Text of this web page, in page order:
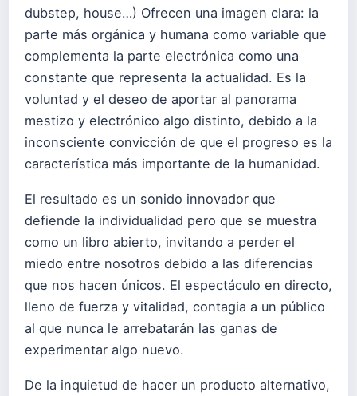
dubstep, house…) Ofrecen una imagen clara: la
parte más orgánica y humana como variable que
complementa la parte electrónica como una
constante que representa la actualidad. Es la
voluntad y el deseo de aportar al panorama
mestizo y electrónico algo distinto, debido a la
inconsciente convicción de que el progreso es la
característica más importante de la humanidad.
El resultado es un sonido innovador que
defiende la individualidad pero que se muestra
como un libro abierto, invitando a perder el
miedo entre nosotros debido a las diferencias
que nos hacen únicos. El espectáculo en directo,
lleno de fuerza y vitalidad, contagia a un público
al que nunca le arrebatarán las ganas de
experimentar algo nuevo.
De la inquietud de hacer un producto alternativo,